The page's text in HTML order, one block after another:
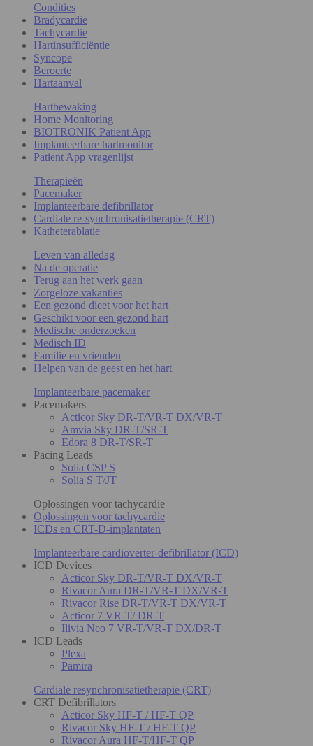
Condities
Bradycardie
Tachycardie
Hartinsufficiëntie
Syncope
Beroerte
Hartaanval
Hartbewaking
Home Monitoring
BIOTRONIK Patient App
Implanteerbare hartmonitor
Patient App vragenlijst
Therapieën
Pacemaker
Implanteerbare defibrillator
Cardiale re-synchronisatietherapie (CRT)
Katheterablatie
Leven van alledag
Na de operatie
Terug aan het werk gaan
Zorgeloze vakanties
Een gezond dieet voor het hart
Geschikt voor een gezond hart
Medische onderzoeken
Medisch ID
Familie en vrienden
Helpen van de geest en het hart
Implanteerbare pacemaker
Pacemakers
Acticor Sky DR-T/VR-T DX/VR-T
Amvia Sky DR-T/SR-T
Edora 8 DR-T/SR-T
Pacing Leads
Solia CSP S
Solia S T/JT
Oplossingen voor tachycardie
Oplossingen voor tachycardie
ICDs en CRT-D-implantaten
Implanteerbare cardioverter-defibrillator (ICD)
ICD Devices
Acticor Sky DR-T/VR-T DX/VR-T
Rivacor Aura DR-T/VR-T DX/VR-T
Rivacor Rise DR-T/VR-T DX/VR-T
Acticor 7 VR-T/ DR-T
Ilivia Neo 7 VR-T/VR-T DX/DR-T
ICD Leads
Plexa
Pamira
Cardiale resynchronisatietherapie (CRT)
CRT Defibrillators
Acticor Sky HF-T / HF-T QP
Rivacor Sky HF-T / HF-T QP
Rivacor Aura HF-T/HF-T QP